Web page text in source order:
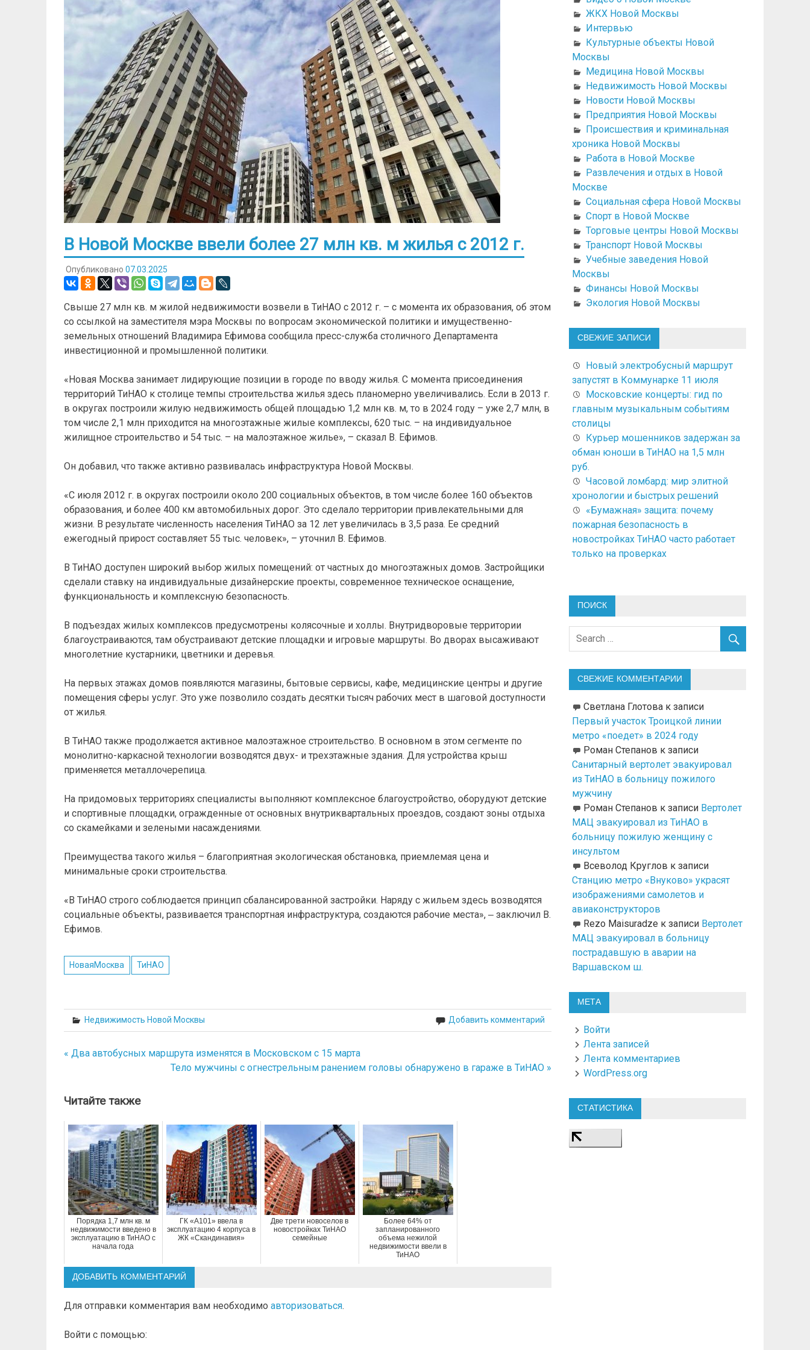
В Новой Москве ввели более 27 млн кв. м жилья с 2012 г.
Опубликовано 07.03.2025
Свыше 27 млн кв. м жилой недвижимости возвели в ТиНАО с 2012 г. – с момента их образования, об этом
со ссылкой на заместителя мэра Москвы по вопросам экономической политики и имущественно-
земельных отношений Владимира Ефимова сообщила пресс-служба столичного Департамента
инвестиционной и промышленной политики.
«Новая Москва занимает лидирующие позиции в городе по вводу жилья. С момента присоединения
территорий ТиНАО к столице темпы строительства жилья здесь планомерно увеличивались. Если в 2013 г.
в округах построили жилую недвижимость общей площадью 1,2 млн кв. м, то в 2024 году – уже 2,7 млн, в
том числе 2,1 млн приходится на многоэтажные жилые комплексы, 620 тыс. – на индивидуальное
жилищное строительство и 54 тыс. – на малоэтажное жилье», – сказал В. Ефимов.
Он добавил, что также активно развивалась инфраструктура Новой Москвы.
«С июля 2012 г. в округах построили около 200 социальных объектов, в том числе более 160 объектов
образования, и более 400 км автомобильных дорог. Это сделало территории привлекательными для
жизни. В результате численность населения ТиНАО за 12 лет увеличилась в 3,5 раза. Ее средний
ежегодный прирост составляет 55 тыс. человек», – уточнил В. Ефимов.
В ТиНАО доступен широкий выбор жилых помещений: от частных до многоэтажных домов. Застройщики
сделали ставку на индивидуальные дизайнерские проекты, современное техническое оснащение,
функциональность и комплексную безопасность.
В подъездах жилых комплексов предусмотрены колясочные и холлы. Внутридворовые территории
благоустраиваются, там обустраивают детские площадки и игровые маршруты. Во дворах высаживают
многолетние кустарники, цветники и деревья.
На первых этажах домов появляются магазины, бытовые сервисы, кафе, медицинские центры и другие
помещения сферы услуг. Это уже позволило создать десятки тысяч рабочих мест в шаговой доступности
от жилья.
В ТиНАО также продолжается активное малоэтажное строительство. В основном в этом сегменте по
монолитно-каркасной технологии возводятся двух- и трехэтажные здания. Для устройства крыш
применяется металлочерепица.
На придомовых территориях специалисты выполняют комплексное благоустройство, оборудуют детские
и спортивные площадки, огражденные от основных внутриквартальных проездов, создают зоны отдыха
со скамейками и зелеными насаждениями.
Преимущества такого жилья – благоприятная экологическая обстановка, приемлемая цена и
минимальные сроки строительства.
«В ТиНАО строго соблюдается принцип сбалансированной застройки. Наряду с жильем здесь возводятся
социальные объекты, развивается транспортная инфраструктура, создаются рабочие места», ‒ заключил В.
Ефимов.
НоваяМосква ТиНАО
Недвижимость Новой Москвы Добавить комментарий
Навигация
записям
« Два автобусных маршрута изменятся в Московском с 15 марта
Тело мужчины с огнестрельным ранением головы обнаружено в гараже в ТиНАО »
Читайте также
Порядка 1,7 млн кв. м
недвижимости введено в
эксплуатацию в ТиНАО с
начала года
ГК «А101» ввела в
эксплуатацию 4 корпуса в
ЖК «Скандинавия»
Две трети новоселов в
новостройках ТиНАО
семейные
Более 64% от
запланированного
объема нежилой
недвижимости ввели в
ТиНАО
ДОБАВИТЬ КОММЕНТАРИЙ
Для отправки комментария вам необходимо авторизоваться.
Войти с помощью:
ЖКХ Новой Москвы
Интервью
Культурные объекты Новой
Москвы
Медицина Новой Москвы
Недвижимость Новой Москвы
Новости Новой Москвы
Предприятия Новой Москвы
Происшествия и криминальная
хроника Новой Москвы
Работа в Новой Москве
Развлечения и отдых в Новой
Москве
Социальная сфера Новой Москвы
Спорт в Новой Москве
Торговые центры Новой Москвы
Транспорт Новой Москвы
Учебные заведения Новой
Москвы
Финансы Новой Москвы
Экология Новой Москвы
СВЕЖИЕ ЗАПИСИ
Новый электробусный маршрут
запустят в Коммунарке 11 июля
Московские концерты: гид по
главным музыкальным событиям
столицы
Курьер мошенников задержан за
обман юноши в ТиНАО на 1,5 млн
руб.
Часовой ломбард: мир элитной
хронологии и быстрых решений
«Бумажная» защита: почему
пожарная безопасность в
новостройках ТиНАО часто работает
только на проверках
ПОИСК
СВЕЖИЕ КОММЕНТАРИИ
Светлана Глотовак записи
Первый участок Троицкой линии
метро «поедет» в 2024 году
Роман Степанов к записи
Санитарный вертолет эвакуировал
из ТиНАО в больницу пожилого
мужчину
Роман Степанов к записи Вертолет
МАЦ эвакуировал из ТиНАО в
больницу пожилую женщину с
инсультом
Всеволод Круглов к записи
Станцию метро «Внуково» украсят
изображениями самолетов и
авиаконструкторов
Rezo Maisuradze к записи Вертолет
МАЦ эвакуировал в больницу
пострадавшую в аварии на
Варшавском ш.
МЕТА
Войти
Лента записей
Лента комментариев
WordPress.org
СТАТИСТИКА